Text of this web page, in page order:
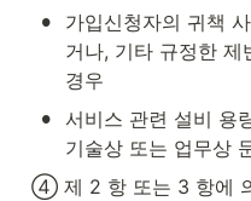
•
가입신청자의 귀책
거나, 기타 규정한 제
경우
• 서비스 관련 설비 용
기술상 또는 업무상
④ 제 2 항 또는 3 항에